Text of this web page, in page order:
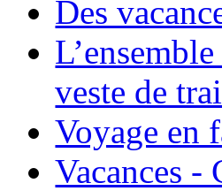
Des
veste de
Voyage en
Vacances -